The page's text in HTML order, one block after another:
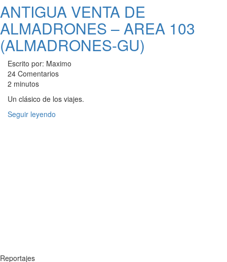
ANTIGUA VENTA DE
ALMADRONES – AREA 103
(ALMADRONES-GU)
Escrito por: Maximo
24 Comentarios
2 minutos
Un clásico de los viajes.
Seguir leyendo
Reportajes